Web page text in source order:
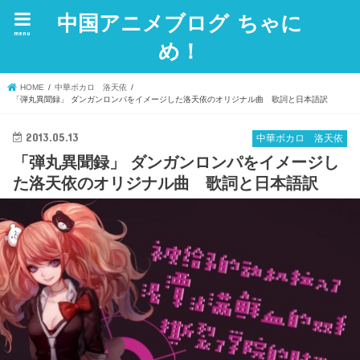
中国アニメブログ ちゃに
め！
menu
HOME
中華ボカロ 洛天依
「弾丸異聞録」 ダンガンロンパをイメージした洛天依のオリジナル曲 歌詞と日本語訳
中華ボカロ 洛天依
2013.05.13
「弾丸異聞録」 ダンガンロンパをイメージし
た洛天依のオリジナル曲 歌詞と日本語訳